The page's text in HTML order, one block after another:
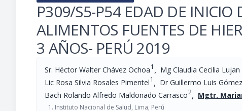
P309/S5-P54 EDAD DE INICIO
ALIMENTOS FUENTES DE
3 AÑOS- PERÚ 2019
Sr. Héctor Walter Chávez Ochoa1 , Mg Claudia Cecilia
Lic Rosa Silvia Rosales Pimentel1 , Dr Guillermo Luis
Bach Rolando Alfredo Maldonado Carrasco2, Mgtr.
Instituto Nacional de Salud, Lima, Perú